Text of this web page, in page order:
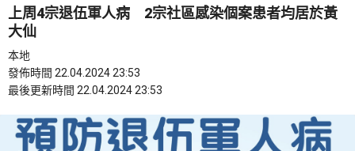
上周4宗退伍軍人病 2宗社區感染個案患者均居於黃
大仙
本地
發佈時間 22.04.2024 23:53
最後更新時間 22.04.2024 23:53